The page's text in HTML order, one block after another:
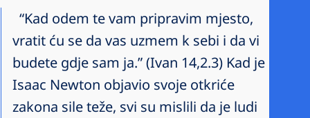
“Kad odem te vam pripravim mjesto,
vratit ću se da vas uzmem k sebi i da vi
budete gdje sam ja.” (Ivan 14,2.3) Kad je
Isaac Newton objavio svoje otkriće
zakona sile teže, svi su mislili da je ludi